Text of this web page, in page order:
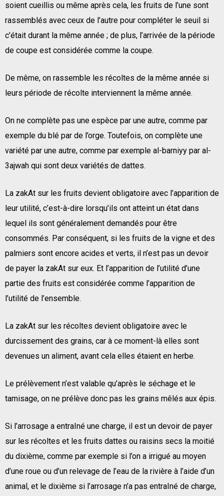
soient cueillis ou même après cela, les fruits de l’une sont
rassemblés avec ceux de l’autre pour compléter le seuil si
c’était durant la même année ; de plus, l’arrivée de la période
de coupe est considérée comme la coupe.
De même, on rassemble les récoltes de la même année si
leurs période de récolte interviennent la même année.
On ne complète pas une espèce par une autre, comme par
exemple du blé par de l’orge. Toutefois, on complète une
variété par une autre, comme par exemple al-barniyy par al-
3ajwah qui sont deux variétés de dattes.
La zakAt sur les fruits devient obligatoire avec l’apparition de
leur utilité, c’est-à-dire lorsqu’ils ont atteint un état dans
lequel ils sont généralement demandés pour être
consommés. Par conséquent, si les fruits de la vigne et des
palmiers sont encore acides et verts, il n’est pas un devoir
de payer la zakAt sur eux. Et l’apparition de l’utilité d’une
partie des fruits est considérée comme l’apparition de
l’utilité de l’ensemble.
La zakAt sur les récoltes devient obligatoire avec le
durcissement des grains, car à ce moment-là elles sont
devenues un aliment, avant cela elles étaient en herbe.
Le prélèvement n’est valable qu’après le séchage et le
tamisage, on ne prélève donc pas les grains mêlés aux épis.
Si l’arrosage a entraIné une charge, il est un devoir de payer
sur les récoltes et les fruits dattes ou raisins secs la moitié
du dixième, comme par exemple si l’on a irrigué au moyen
d’une roue ou d’un relevage de l’eau de la rivière à l’aide d’un
animal, et le dixième si l’arrosage n’a pas entraIné de charge,